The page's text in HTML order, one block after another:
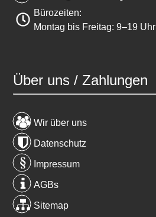
Bürozeiten:
Montag bis Freitag: 9–19 Uhr
Über uns / Zahlungen
Wir über uns
Datenschutz
Impressum
AGBs
Sitemap